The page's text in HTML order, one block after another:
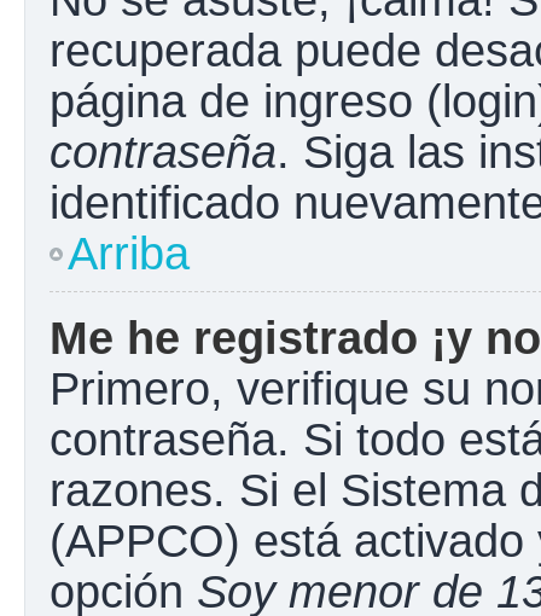
recuperada puede
página de ingreso
contraseña. Siga las
identificado
Arriba
Me he registrado ¡y
Primero, verifique su
contraseña. Si todo
razones. Si el Sistema
(APPCO) está
opción Soy menor de